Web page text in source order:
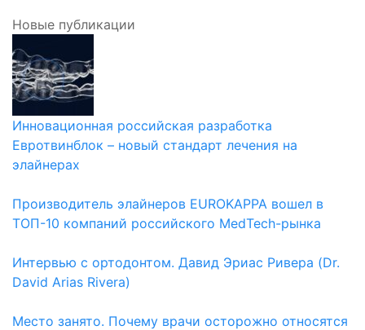
Новые публикации
Инновационная российская разработка
Евротвинблок – новый стандарт лечения на
элайнерах
Производитель элайнеров EUROKAPPA вошел в
ТОП-10 компаний российского MedTech-рынка
Интервью с ортодонтом. Давид Эриас Ривера (Dr.
David Arias Rivera)
Место занято. Почему врачи осторожно относятся